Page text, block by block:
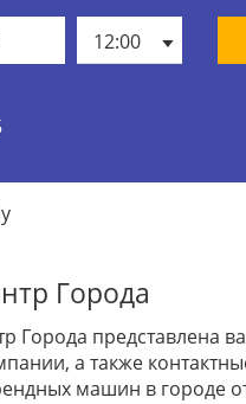
12:00
Города
Города представлена
а также
машин в городе